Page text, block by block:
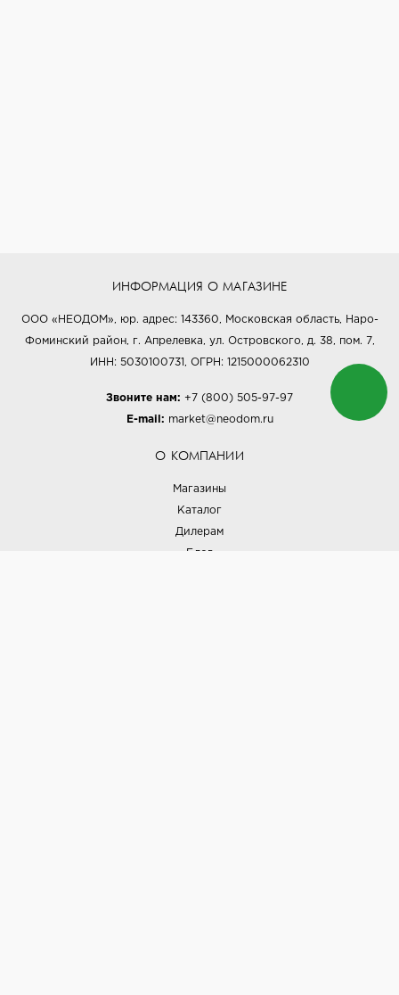
ИНФОРМАЦИЯ О МАГАЗИНЕ
ООО «НЕОДОМ», юр. адрес: 143360, Московская область, Наро-
Фоминский район, г. Апрелевка, ул. Островского, д. 38, пом. 7,
ИНН: 5030100731, ОГРН: 1215000062310
Звоните нам: +7 (800) 505-97-97
E-mail: market@neodom.ru
О КОМПАНИИ
Магазины
Каталог
Дилерам
Блог